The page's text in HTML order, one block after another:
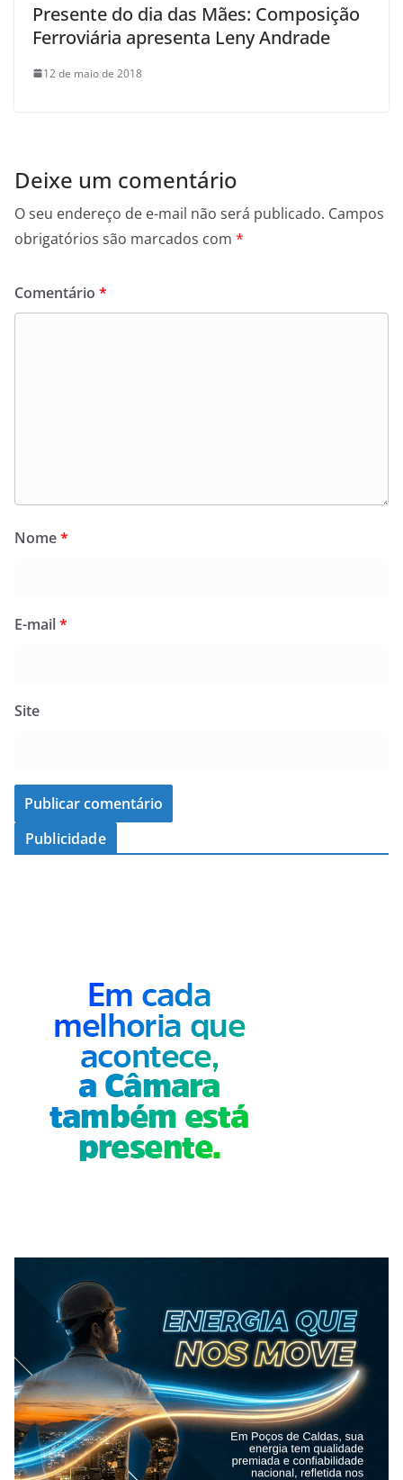
Presente do dia das Mães: Composição
Ferroviária apresenta Leny Andrade
12 de maio de 2018
Deixe um comentário
O seu endereço de e-mail não será publicado. Campos
obrigatórios são marcados com *
Comentário *
Nome*
E-mail*
Site
Publicidade